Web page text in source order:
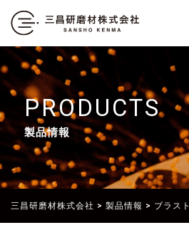
PRODUCTS
製品情報
三昌研磨材株式会社 > 製品情報 > ブラス